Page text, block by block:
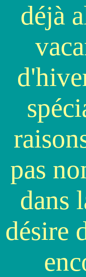
déjà
pas
dans
désire